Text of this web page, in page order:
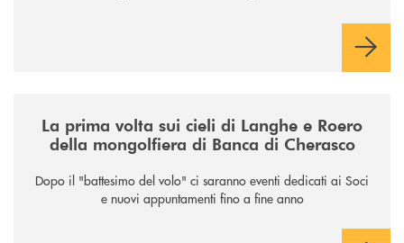
La prima volta sui cieli di Langhe e Roero
della mongolfiera di Banca di Cherasco
Dopo il "battesimo del volo" ci saranno eventi dedicati ai Soci
e nuovi appuntamenti fino a fine anno